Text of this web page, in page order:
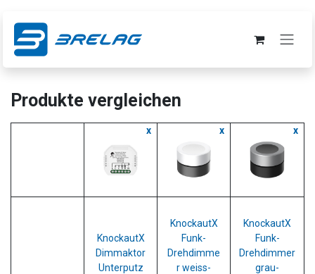
Produkte vergleichen
x x x
KnockautX
Dimmaktor
Unterputz
KnockautX
Funk-
Drehdimme
r weiss-
KnockautX
Funk-
Drehdimmer
grau-